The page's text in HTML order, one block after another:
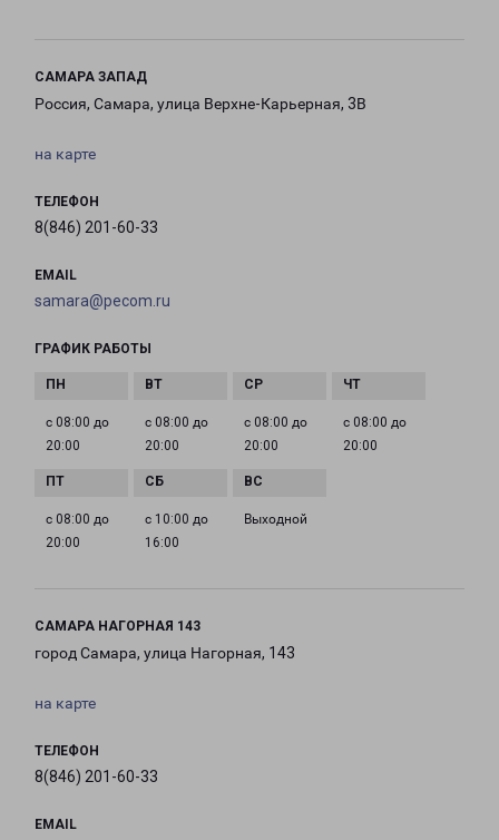
САМАРА ЗАПАД
Россия, Самара, улица Верхне-Карьерная, 3В
на карте
ТЕЛЕФОН
8(846) 201-60-33
EMAIL
samara@pecom.ru
ГРАФИК РАБОТЫ
с 08:00 до
20:00
с 08:00 до
20:00
с 08:00 до
20:00
с 08:00 до
20:00
с 08:00 до
20:00
с 10:00 до
16:00
Выходной
САМАРА НАГОРНАЯ 143
город Самара, улица Нагорная, 143
на карте
ТЕЛЕФОН
8(846) 201-60-33
EMAIL